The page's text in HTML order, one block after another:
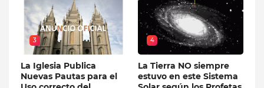
3
La Iglesia Publica
Nuevas Pautas para el
4
La Tierra NO siempre
estuvo en este Sistema